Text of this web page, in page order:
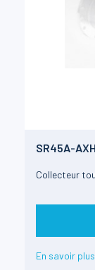
SR45A-
Collecteur
En savoir plus